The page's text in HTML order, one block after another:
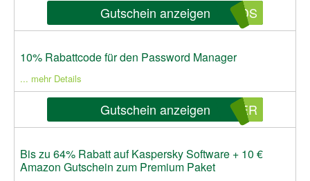
Gutschein anzeigen IDS
10% Rabattcode für den Password Manager
... mehr Details
Gutschein anzeigen GER
Bis zu 64% Rabatt auf Kaspersky Software + 10 €
Amazon Gutschein zum Premium Paket